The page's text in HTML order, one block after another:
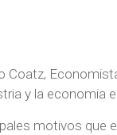
Coatz,
y la economia
motivos